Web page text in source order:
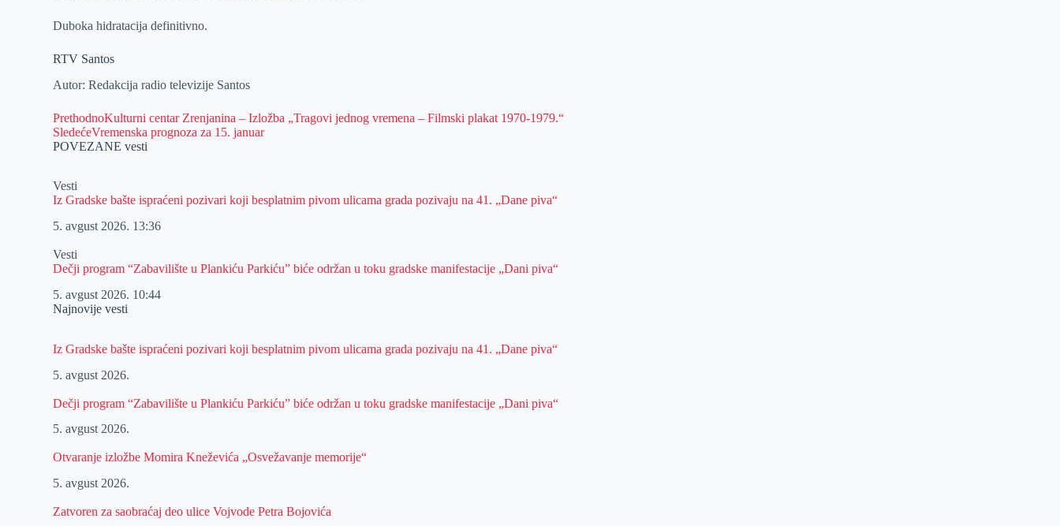
Duboka hidratacija definitivno.
RTV Santos
Autor: Redakcija radio televizije Santos
PrethodnoKulturni centar Zrenjanina – Izložba „Tragovi jednog vremena – Filmski plakat 1970-1979.“
SledećeVremenska prognoza za 15. januar
POVEZANE vesti
Vesti
Iz Gradske bašte ispraćeni pozivari koji besplatnim pivom ulicama grada pozivaju na 41. „Dane piva“
5. avgust 2026. 13:36
Vesti
Dečji program “Zabavilište u Plankiću Parkiću” biće održan u toku gradske manifestacije „Dani piva“
5. avgust 2026. 10:44
Najnovije vesti
Iz Gradske bašte ispraćeni pozivari koji besplatnim pivom ulicama grada pozivaju na 41. „Dane piva“
5. avgust 2026.
Dečji program “Zabavilište u Plankiću Parkiću” biće održan u toku gradske manifestacije „Dani piva“
5. avgust 2026.
Otvaranje izložbe Momira Kneževića „Osvežavanje memorije“
5. avgust 2026.
Zatvoren za saobraćaj deo ulice Vojvode Petra Bojovića